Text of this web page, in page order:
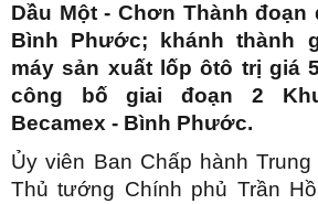
Dầu Một - Chơn Thành đoạn
Bình Phước; khánh thành
máy sản xuất lốp ôtô trị giá
công bố giai đoạn 2
Becamex - Bình Phước.
Ủy viên Ban Chấp hành
Thủ tướng Chính phủ Trần